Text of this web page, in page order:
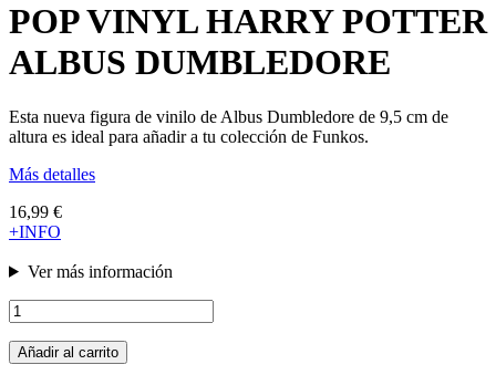
POP VINYL HARRY POTTER
ALBUS DUMBLEDORE
Esta nueva figura de vinilo de Albus Dumbledore de 9,5 cm de
altura es ideal para añadir a tu colección de Funkos.
Más detalles
16,99 €
+INFO
Ver más información
Añadir al carrito